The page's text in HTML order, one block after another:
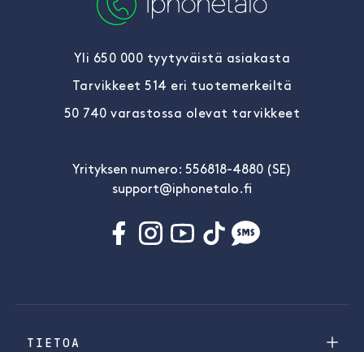
Yli 650 000 tyytyväistä asiakasta
Tarvikkeet 514 eri tuotemerkeiltä
50 740 varastossa olevat tarvikkeet
Yrityksen numero: 556818-4880 (SE)
support@iphonetalo.fi
TIETOA